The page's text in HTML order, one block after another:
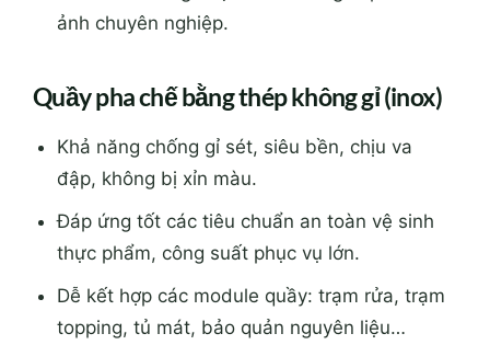
ảnh chuyên nghiệp.
Quầy pha chế bằng thép không gỉ (inox)
Khả năng chống gỉ sét, siêu bền, chịu va
đập, không bị xỉn màu.
Đáp ứng tốt các tiêu chuẩn an toàn vệ sinh
thực phẩm, công suất phục vụ lớn.
Dễ kết hợp các module quầy: trạm rửa, trạm
topping, tủ mát, bảo quản nguyên liệu…